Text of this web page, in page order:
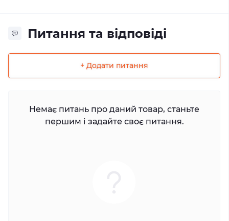
Питання та відповіді
+ Додати питання
Немає питань про даний товар, станьте
першим і задайте своє питання.